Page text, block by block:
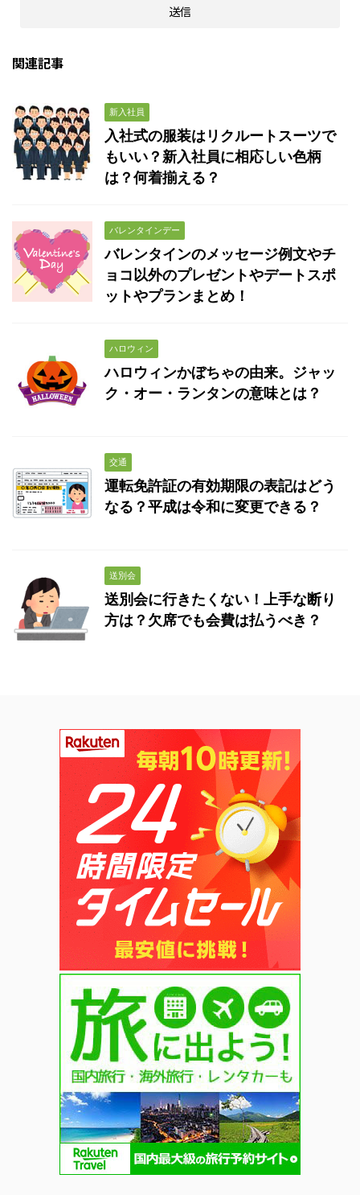
関連記事
新入社員
入社式の服装はリクルートスーツで
もいい？新入社員に相応しい色柄
は？何着揃える？
バレンタインデー
バレンタインのメッセージ例文やチ
ョコ以外のプレゼントやデートスポ
ットやプランまとめ！
ハロウィン
ハロウィンかぼちゃの由来。ジャッ
ク・オー・ランタンの意味とは？
交通
運転免許証の有効期限の表記はどう
なる？平成は令和に変更できる？
送別会
送別会に行きたくない！上手な断り
方は？欠席でも会費は払うべき？